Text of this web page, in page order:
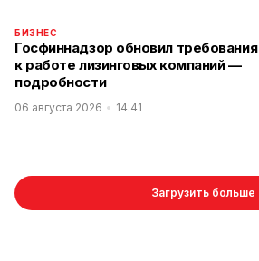
БИЗНЕС
Госфиннадзор обновил требования
к работе лизинговых компаний —
подробности
06 августа 2026 14:41
Загрузить больше